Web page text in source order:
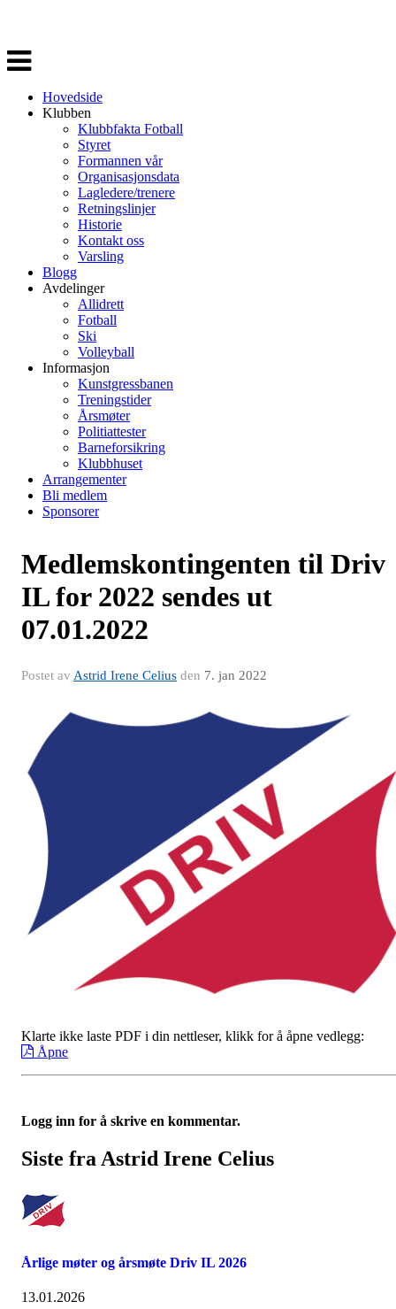
Veksle
navigasjon
Hovedside
Klubben
Klubbfakta Fotball
Styret
Formannen vår
Organisasjonsdata
Lagledere/trenere
Retningslinjer
Historie
Kontakt oss
Varsling
Blogg
Avdelinger
Allidrett
Fotball
Ski
Volleyball
Informasjon
Kunstgressbanen
Treningstider
Årsmøter
Politiattester
Barneforsikring
Klubbhuset
Arrangementer
Bli medlem
Sponsorer
Medlemskontingenten til Driv
IL for 2022 sendes ut
07.01.2022
Postet av Astrid Irene Celius den 7. jan 2022
Klarte ikke laste PDF i din nettleser, klikk for å åpne vedlegg:
Åpne
Logg inn for å skrive en kommentar.
Siste fra Astrid Irene Celius
Årlige møter og årsmøte Driv IL 2026
13.01.2026